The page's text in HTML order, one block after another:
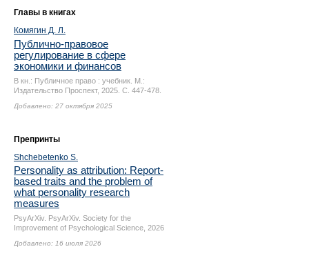
Главы в книгах
Комягин Д. Л.
Публично-правовое
регулирование в сфере
экономики и финансов
В кн.: Публичное право : учебник. М.:
Издательство Проспект, 2025. С. 447-478.
Добавлено: 27 октября 2025
Препринты
Shchebetenko S.
Personality as attribution: Report-
based traits and the problem of
what personality research
measures
PsyArXiv. PsyArXiv. Society for the
Improvement of Psychological Science, 2026
Добавлено: 16 июля 2026